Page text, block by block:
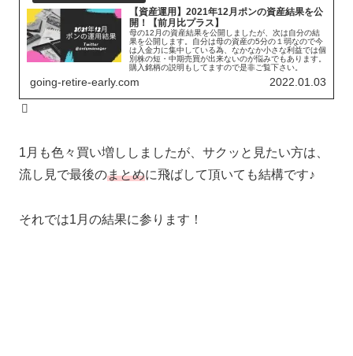
【資産運用】2021年12月ポンの資産結果を公
開！【前月比プラス】
母の12月の資産結果を公開しましたが、次は自分の結
果を公開します。自分は母の資産の5分の１弱なので今
は入金力に集中している為、なかなか小さな利益では個
別株の短・中期売買が出来ないのが悩みでもあります。
購入銘柄の説明もしてますので是非ご覧下さい。
going-retire-early.com 2022.01.03
1月も色々買い増ししましたが、サクッと見たい方は、
流し見で最後のまとめに飛ばして頂いても結構です♪
それでは1月の結果に参ります！